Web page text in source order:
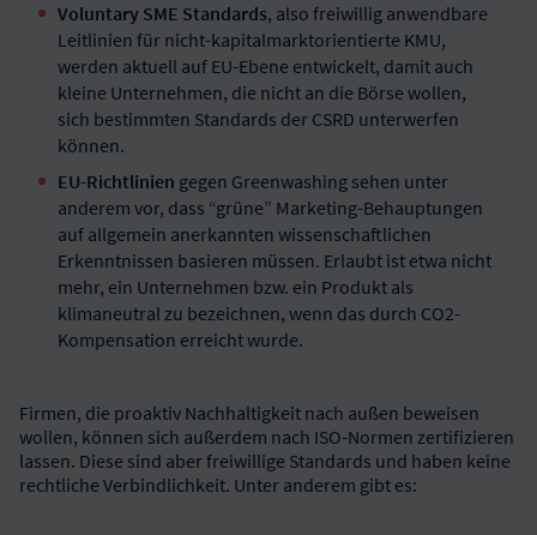
Voluntary SME Standards, also freiwillig anwendbare
Leitlinien für nicht-kapitalmarktorientierte KMU,
werden aktuell auf EU-Ebene entwickelt, damit auch
kleine Unternehmen, die nicht an die Börse wollen,
sich bestimmten Standards der CSRD unterwerfen
können.
EU-Richtlinien gegen Greenwashing sehen unter
anderem vor, dass “grüne” Marketing-Behauptungen
auf allgemein anerkannten wissenschaftlichen
Erkenntnissen basieren müssen. Erlaubt ist etwa nicht
mehr, ein Unternehmen bzw. ein Produkt als
klimaneutral zu bezeichnen, wenn das durch CO2-
Kompensation erreicht wurde.
Firmen, die proaktiv Nachhaltigkeit nach außen beweisen
wollen, können sich außerdem nach ISO-Normen zertifizieren
lassen. Diese sind aber freiwillige Standards und haben keine
rechtliche Verbindlichkeit. Unter anderem gibt es: